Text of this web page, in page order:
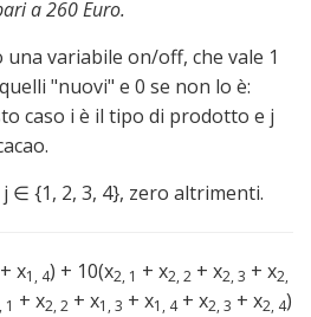
a 260 Euro.
variabile on/off, che vale 1
"nuovi" e 0 se non lo è:
caso i è il tipo di prodotto e j
∈ {1, 2, 3, 4}, zero altrimenti.
+ x1, 4) + 10(x2, 1 + x2, 2 + x2, 3 + x2,
1 + x2, 2 + x1, 3 + x1, 4 + x2, 3 + x2, 4)